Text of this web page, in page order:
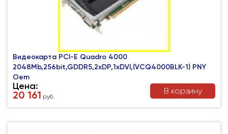
Видеокарта PCI-E Quadro 4000
2048Mb,256bit,GDDR5,2xDP,1xDVI,(VCQ4000BLK-1) PNY
Oem
Цена:
20 161 руб.
В корзину